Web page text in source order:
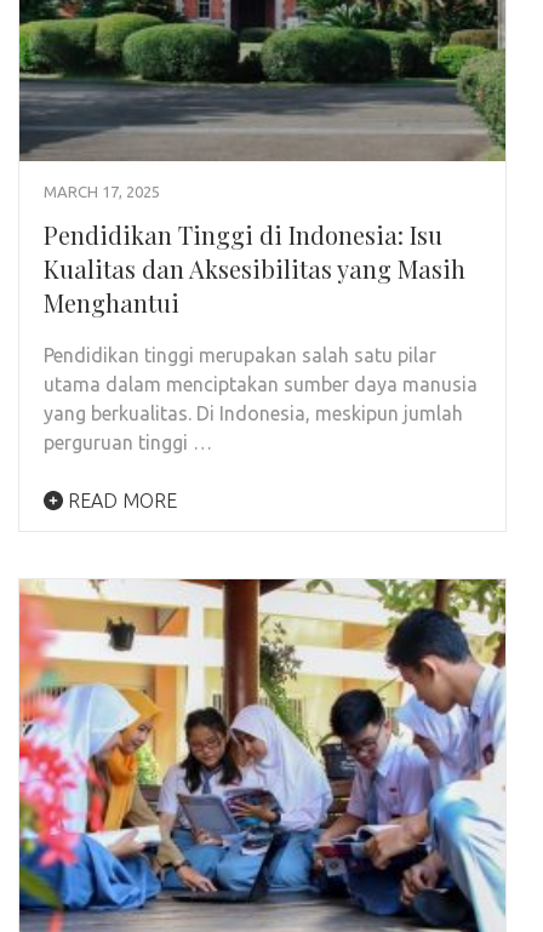
MARCH 17, 2025
Pendidikan Tinggi di Indonesia: Isu
Kualitas dan Aksesibilitas yang Masih
Menghantui
Pendidikan tinggi merupakan salah satu pilar
utama dalam menciptakan sumber daya manusia
yang berkualitas. Di Indonesia, meskipun jumlah
perguruan tinggi …
READ MORE